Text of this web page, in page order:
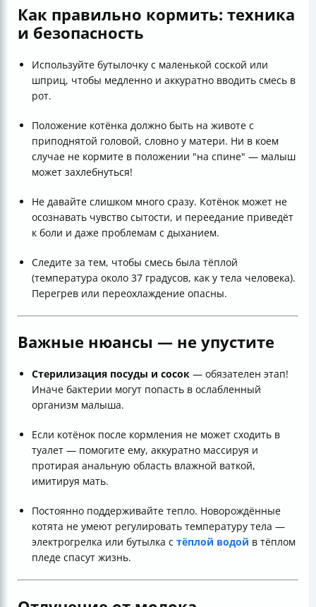
Как правильно кормить: техника
и безопасность
Используйте бутылочку с маленькой соской или
шприц, чтобы медленно и аккуратно вводить смесь в
рот.
Положение котёнка должно быть на животе с
приподнятой головой, словно у матери. Ни в коем
случае не кормите в положении "на спине" — малыш
может захлебнуться!
Не давайте слишком много сразу. Котёнок может не
осознавать чувство сытости, и переедание приведёт
к боли и даже проблемам с дыханием.
Следите за тем, чтобы смесь была тёплой
(температура около 37 градусов, как у тела человека).
Перегрев или переохлаждение опасны.
Важные нюансы — не упустите
Стерилизация посуды и сосок — обязателен этап!
Иначе бактерии могут попасть в ослабленный
организм малыша.
Если котёнок после кормления не может сходить в
туалет — помогите ему, аккуратно массируя и
протирая анальную область влажной ваткой,
имитируя мать.
Постоянно поддерживайте тепло. Новорождённые
котята не умеют регулировать температуру тела —
электрогрелка или бутылка с тёплой водой в тёплом
пледе спасут жизнь.